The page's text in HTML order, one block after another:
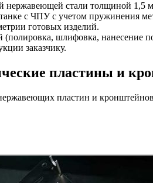
нержавеющей стали толщиной 1,5
с ЧПУ с учетом пружинения
готовых изделий.
(полировка, шлифовка, нанесение
заказчику.
пластины и
пластин и